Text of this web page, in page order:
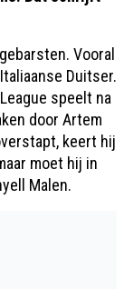
Vooral
Duitser.
speelt na
door Artem
keert hij
moet hij in
Malen.